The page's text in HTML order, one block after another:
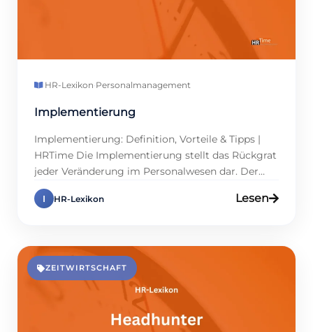
HR-Lexikon·Personalmanagement
Implementierung
Implementierung: Definition, Vorteile & Tipps |
HRTime Die Implementierung stellt das Rückgrat
jeder Veränderung im Personalwesen dar. Der
Erfolg von HR-Projekten hängt maßgeblich von
einer gelungenen Umsetzung neuer Software,
die Implementierung die Schaffung von
Strukturen und die Einbindung von Teams, um
Veränderungen erfolgreich umzusetzen. Die
I HR-Lexikon Lesen
ZEITWIRTSCHAFT